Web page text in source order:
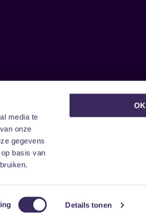
media te
onze
gegevens
basis van
Details tonen
OK
ontvangen?